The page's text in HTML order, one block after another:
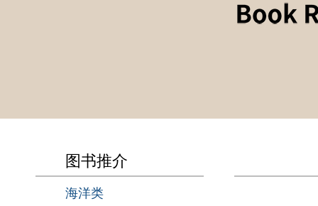
图书推介
海洋类